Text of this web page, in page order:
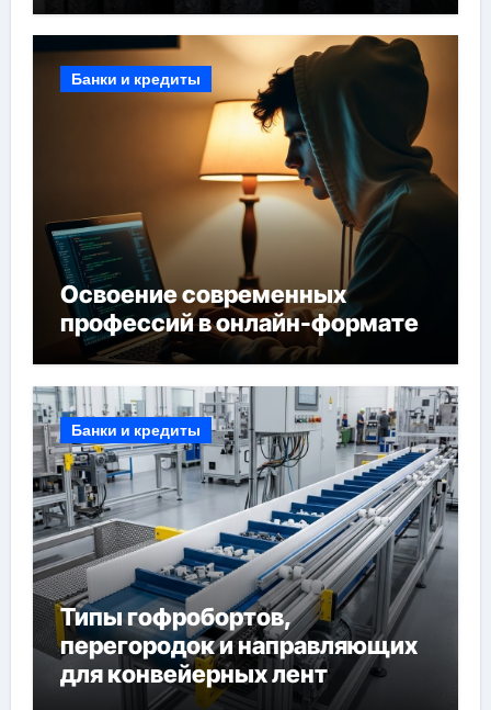
Банки и кредиты
Освоение современных
профессий в онлайн-формате
Банки и кредиты
Типы гофробортов,
перегородок и направляющих
для конвейерных лент